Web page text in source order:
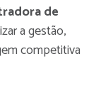
de
a gestão,
competitiva